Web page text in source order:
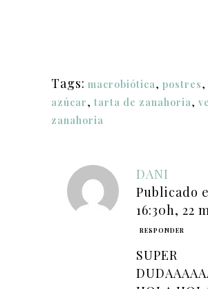
Tags: macrobiótica, postres,
azúcar, tarta de zanahoria,
zanahoria
DANI
Publicado
16:30h, 22
RESPONDER
SUPER